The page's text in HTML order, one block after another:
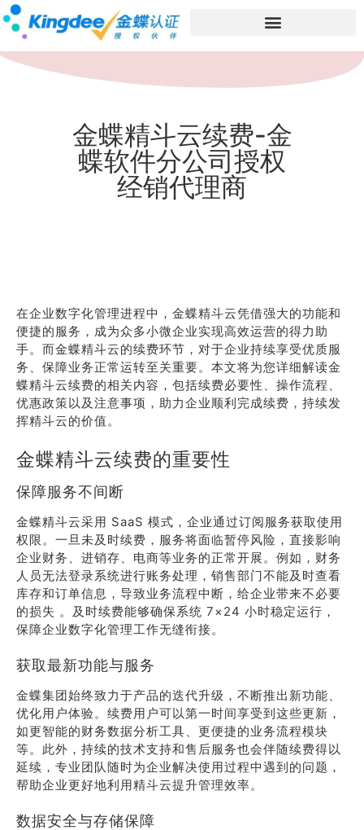
金蝶精斗云续费-金
蝶软件分公司授权
经销代理商
在企业数字化管理进程中，金蝶精斗云凭借强大的功能和
便捷的服务，成为众多小微企业实现高效运营的得力助
手。而金蝶精斗云的续费环节，对于企业持续享受优质服
务、保障业务正常运转至关重要。本文将为您详细解读金
蝶精斗云续费的相关内容，包括续费必要性、操作流程、
优惠政策以及注意事项，助力企业顺利完成续费，持续发
挥精斗云的价值。
金蝶精斗云续费的重要性
保障服务不间断
金蝶精斗云采用 SaaS 模式，企业通过订阅服务获取使用
权限。一旦未及时续费，服务将面临暂停风险，直接影响
企业财务、进销存、电商等业务的正常开展。例如，财务
人员无法登录系统进行账务处理，销售部门不能及时查看
库存和订单信息，导致业务流程中断，给企业带来不必要
的损失 。及时续费能够确保系统 7×24 小时稳定运行，
保障企业数字化管理工作无缝衔接。
获取最新功能与服务
金蝶集团始终致力于产品的迭代升级，不断推出新功能、
优化用户体验。续费用户可以第一时间享受到这些更新，
如更智能的财务数据分析工具、更便捷的业务流程模块
等。此外，持续的技术支持和售后服务也会伴随续费得以
延续，专业团队随时为企业解决使用过程中遇到的问题，
帮助企业更好地利用精斗云提升管理效率。
数据安全与存储保障